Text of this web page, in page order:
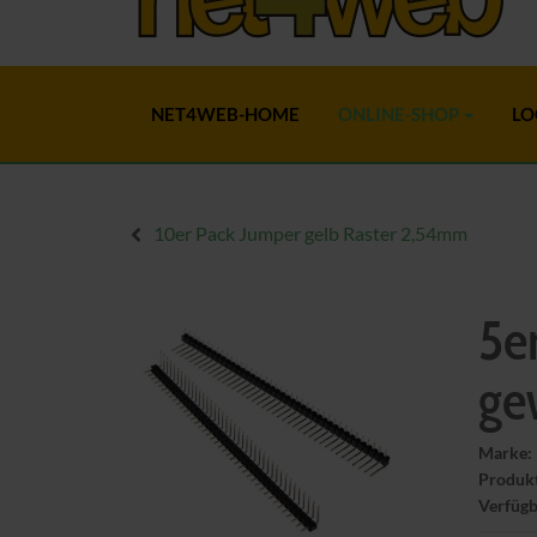
NET4WEB-HOME ONLINE-SHOP
10er Pack Jumper gelb Raster 2,54mm
Marke: